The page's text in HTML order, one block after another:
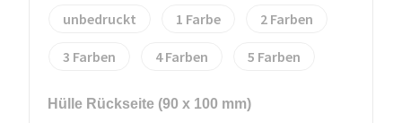
unbedruckt 1 2
3 4 5
Hülle Rückseite (90 x 100 mm)